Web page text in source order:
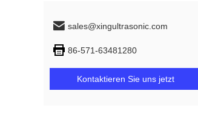
sales@xingultrasonic.com
86-571-63481280
Kontaktieren Sie uns jetzt